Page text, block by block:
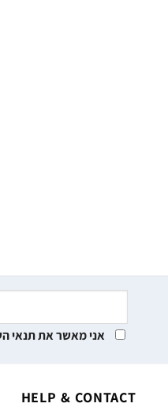
אני מאשר את תנאי
HELP & CONTACT